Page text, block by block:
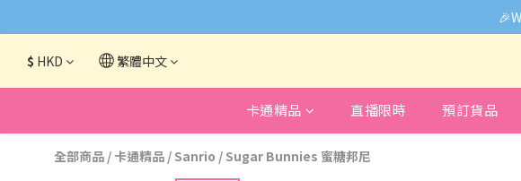
網頁系統升級中，部份貨品價
$ HKD 繁體中文
卡通精品 直播限時 預訂貨品
全部商品 / 卡通精品 / Sanrio / Sugar Bunnies 蜜糖邦尼